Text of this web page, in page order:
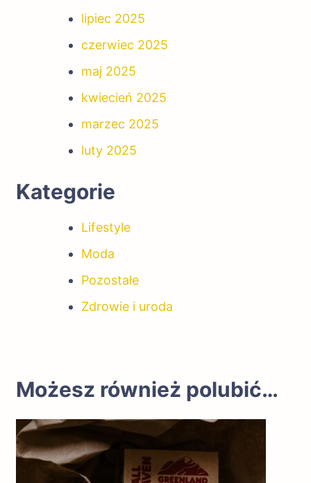
lipiec 2025
czerwiec 2025
maj 2025
kwiecień 2025
marzec 2025
luty 2025
Kategorie
Lifestyle
Moda
Pozostałe
Zdrowie i uroda
Możesz również polubić…